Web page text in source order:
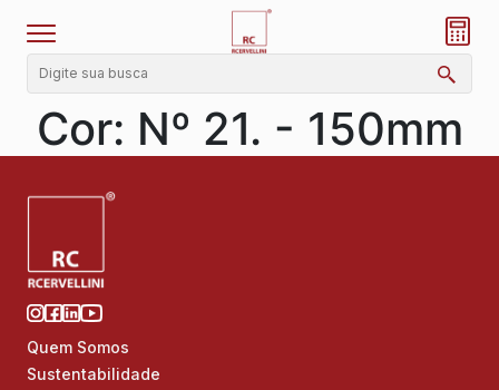
Cor: Nº 21. - 150mm
Quem Somos
Sustentabilidade